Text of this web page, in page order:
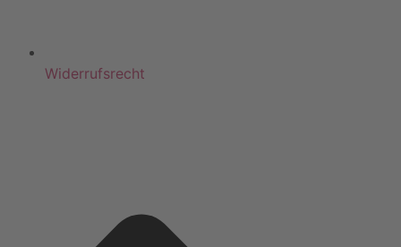
Widerrufsrecht